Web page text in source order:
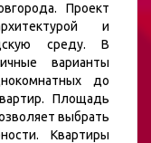
Проект
и
среду. В
варианты
до
Площадь
выбрать
Квартиры